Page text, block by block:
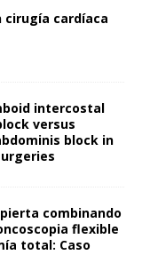
cirugía cardíaca
intercostal
versus
block in
combinando
flexible
total: Caso